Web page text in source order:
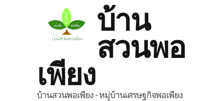
บ้าน
สวนพอ
เพียง
บ้านสวนพอเพียง - หมู่บ้านเศรษฐกิจพอเพียง